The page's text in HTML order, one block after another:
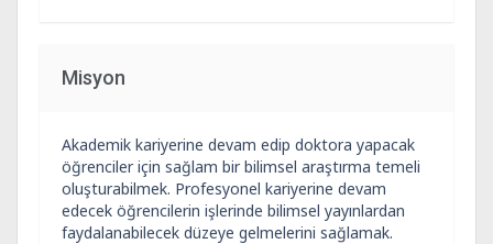
Misyon
Akademik kariyerine devam edip doktora yapacak
öğrenciler için sağlam bir bilimsel araştırma temeli
oluşturabilmek. Profesyonel kariyerine devam
edecek öğrencilerin işlerinde bilimsel yayınlardan
faydalanabilecek düzeye gelmelerini sağlamak.